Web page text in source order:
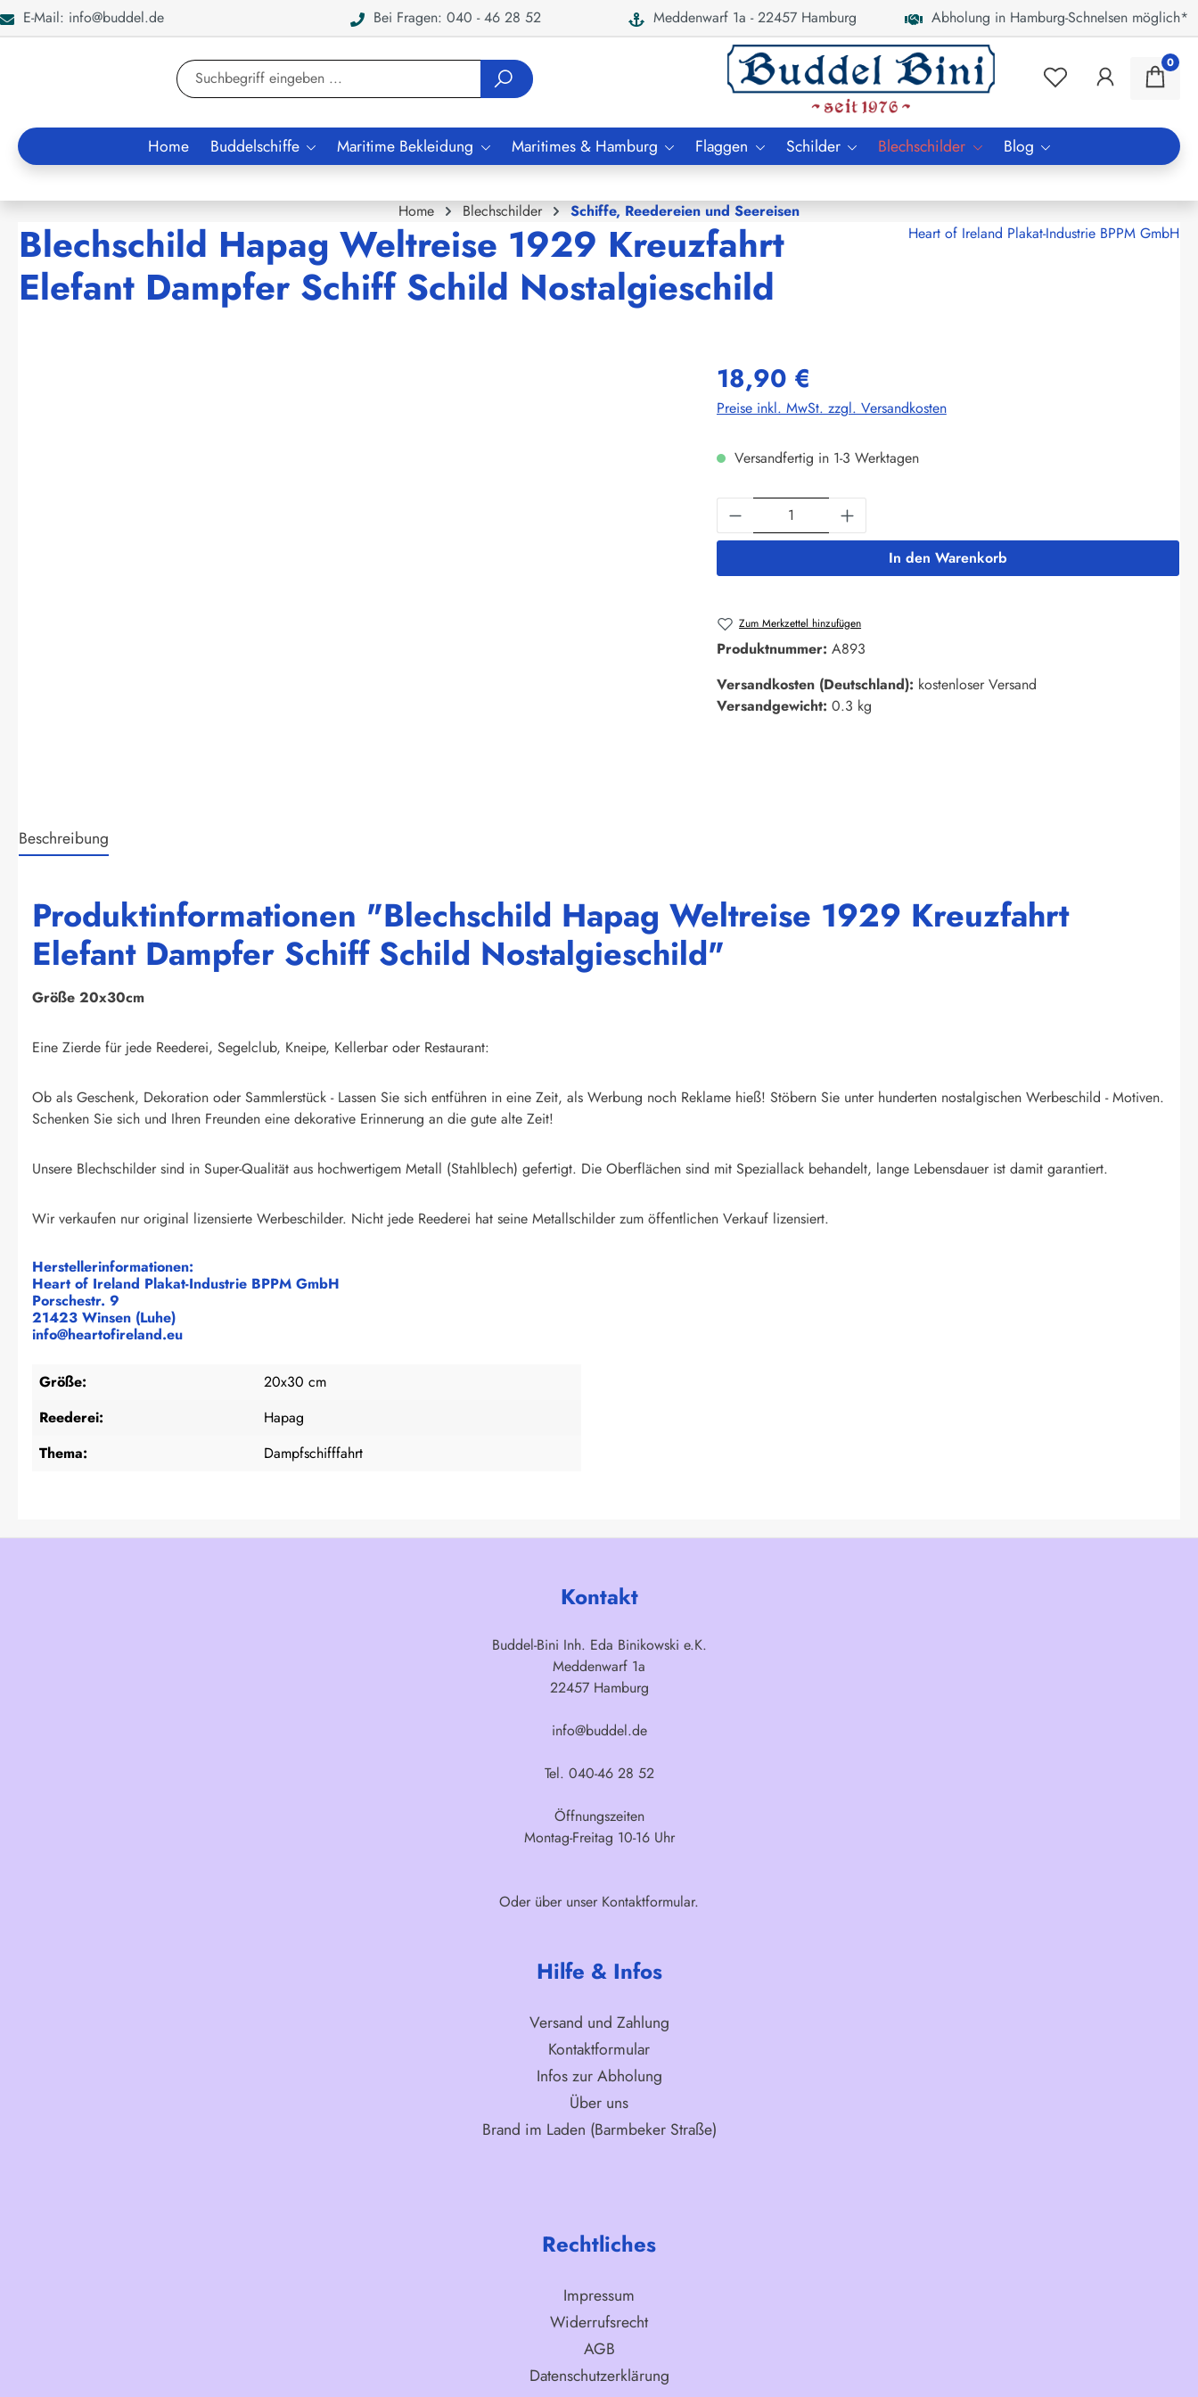
Zur Suche springen
E-Mail: info@buddel.de Bei Fragen: 040 - 46 28 52 Meddenwarf 1a - 22457 Hamburg Abholung in Hamburg-Schnelsen möglich*
0
Home Buddelschiffe Maritime Bekleidung Maritimes & Hamburg Flaggen Schilder Blechschilder Blog
Home Blechschilder Schiffe, Reedereien und Seereisen
Blechschild Hapag Weltreise 1929 Kreuzfahrt
Elefant Dampfer Schiff Schild Nostalgieschild
Heart of Ireland Plakat-Industrie BPPM GmbH
18,90 €
Preise inkl. MwSt. zzgl. Versandkosten
Versandfertig in 1-3 Werktagen
Produkt Anzahl: Gib den gewünschten Wert ein
In den Warenkorb
Zum Merkzettel hinzufügen
Produktnummer: A893
Versandkosten (Deutschland): kostenloser Versand
Versandgewicht: 0.3 kg
Beschreibung
Produktinformationen "Blechschild Hapag Weltreise 1929 Kreuzfahrt
Elefant Dampfer Schiff Schild Nostalgieschild"
Größe 20x30cm
Eine Zierde für jede Reederei, Segelclub, Kneipe, Kellerbar oder Restaurant:
Ob als Geschenk, Dekoration oder Sammlerstück - Lassen Sie sich entführen in eine Zeit, als Werbung noch Reklame hieß! Stöbern Sie unter hunderten nostalgischen Werbeschild - Motiven.
Schenken Sie sich und Ihren Freunden eine dekorative Erinnerung an die gute alte Zeit!
Unsere Blechschilder sind in Super-Qualität aus hochwertigem Metall (Stahlblech) gefertigt. Die Oberflächen sind mit Speziallack behandelt, lange Lebensdauer ist damit garantiert.
Wir verkaufen nur original lizensierte Werbeschilder. Nicht jede Reederei hat seine Metallschilder zum öffentlichen Verkauf lizensiert.
Herstellerinformationen:
Heart of Ireland Plakat-Industrie BPPM GmbH
Porschestr. 9
21423 Winsen (Luhe)
info@heartofireland.eu
Größe:
20x30 cm
Reederei:
Hapag
Thema:
Dampfschifffahrt
Kontakt
Buddel-Bini Inh. Eda Binikowski e.K.
Meddenwarf 1a
22457 Hamburg
info@buddel.de
Tel. 040-46 28 52
Öffnungszeiten
Montag-Freitag 10-16 Uhr
Oder über unser Kontaktformular.
Hilfe & Infos
Versand und Zahlung
Kontaktformular
Infos zur Abholung
Über uns
Brand im Laden (Barmbeker Straße)
Rechtliches
Impressum
Widerrufsrecht
AGB
Datenschutzerklärung